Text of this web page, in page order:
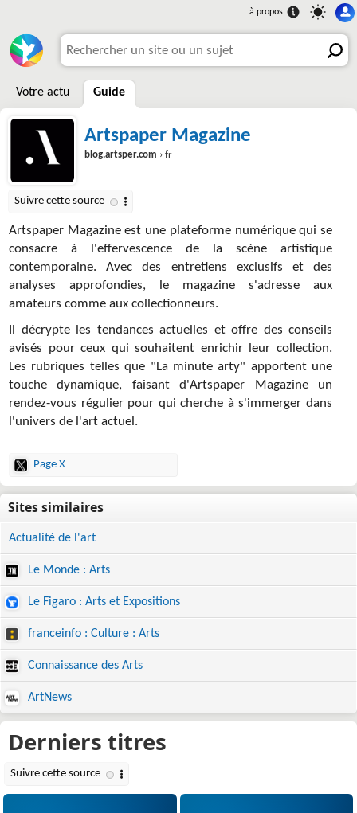
Votre actu Guide
Artspaper Magazine
blog.artsper.com › fr
Artspaper Magazine est une plateforme numérique qui se
consacre à l'effervescence de la scène artistique
contemporaine. Avec des entretiens exclusifs et des
analyses approfondies, le magazine s'adresse aux
amateurs comme aux collectionneurs.
Il décrypte les tendances actuelles et offre des conseils
avisés pour ceux qui souhaitent enrichir leur collection.
Les rubriques telles que "La minute arty" apportent une
touche dynamique, faisant d'Artspaper Magazine un
rendez-vous régulier pour qui cherche à s'immerger dans
l'univers de l'art actuel.
Page X
Actualité de l'art
Le Monde : Arts
Le Figaro : Arts et Expositions
franceinfo : Culture : Arts
Connaissance des Arts
ArtNews